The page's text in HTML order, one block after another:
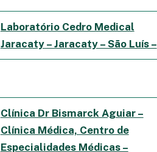
Laboratório Cedro Medical
Jaracaty – Jaracaty – São Luís –
Clínica Dr Bismarck Aguiar –
Clínica Médica, Centro de
Especialidades Médicas –